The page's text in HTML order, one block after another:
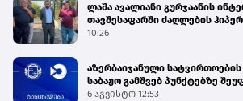
ლაშა ავალიანი გურჯაანის
თავშესაფარში ძაღლების
მართვის პროგრამის
10:26
აზერბაიჯანული
საბაჟო გამშვებ პუნქტებზე
მიმდინარეობს - შემოსავლების
6 აგვისტო 12:53